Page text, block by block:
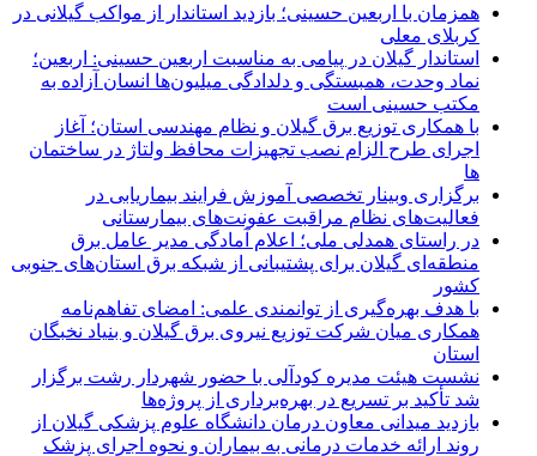
همزمان با اربعین حسینی؛ بازدید استاندار از مواکب گیلانی در
کربلای معلی
استاندار گیلان در پیامی به مناسبت اربعین حسینی: اربعین؛
نماد وحدت، همبستگی و دلدادگی میلیون‌ها انسان آزاده به
مکتب حسینی است
با همکاری توزیع برق گیلان و نظام مهندسی استان؛ آغاز
اجرای طرح الزام نصب تجهیزات محافظ ولتاژ در ساختمان
ها
برگزاری وبینار تخصصی آموزش فرایند بیماریابی در
فعالیت‌های نظام مراقبت عفونت‌های بیمارستانی
در راستای همدلی ملی؛ اعلام آمادگی مدیر عامل برق
منطقه‌ای گیلان برای پشتیبانی از شبكه برق استان‌های جنوبی
كشور
با هدف بهره‌گیری از توانمندی علمی: امضای تفاهم‌نامه
همكاری میان شركت توزیع نیروی برق گیلان و بنیاد نخبگان
استان
نشست هیئت مدیره کودآلی با حضور شهردار رشت برگزار
شد تأکید بر تسریع در بهره‌برداری از پروژه‌ها
بازدید میدانی معاون درمان دانشگاه علوم پزشکی گیلان از
روند ارائه خدمات درمانی به بیماران و نحوه اجرای پزشک